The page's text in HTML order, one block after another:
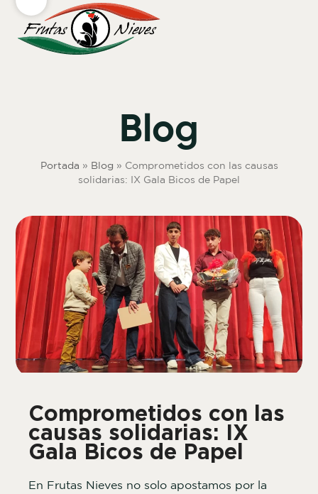
Skip
content
Open
mobile
menu
Close
mobile
menu
Blog
Portada » Blog » Comprometidos con las causas
solidarias: IX Gala Bicos de Papel
Comprometidos con las
causas solidarias: IX
Gala Bicos de Papel
En Frutas Nieves no solo apostamos por la